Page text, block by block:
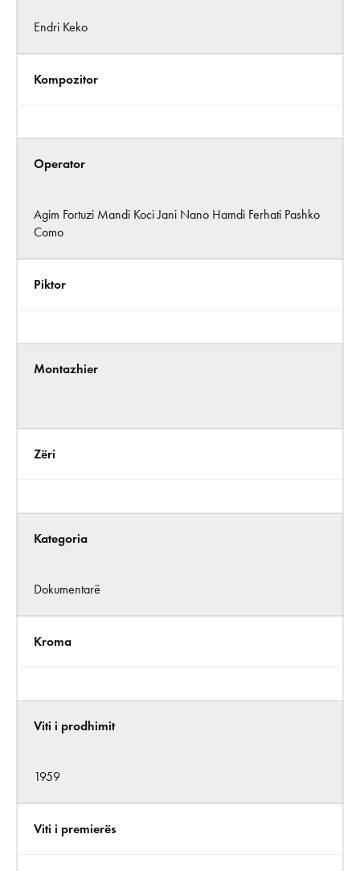
Endri Keko
Kompozitor
Operator
Agim Fortuzi Mandi Koci Jani Nano Hamdi Ferhati Pashko
Como
Piktor
Montazhier
Zëri
Kategoria
Dokumentarë
Kroma
Viti i prodhimit
1959
Viti i premierës